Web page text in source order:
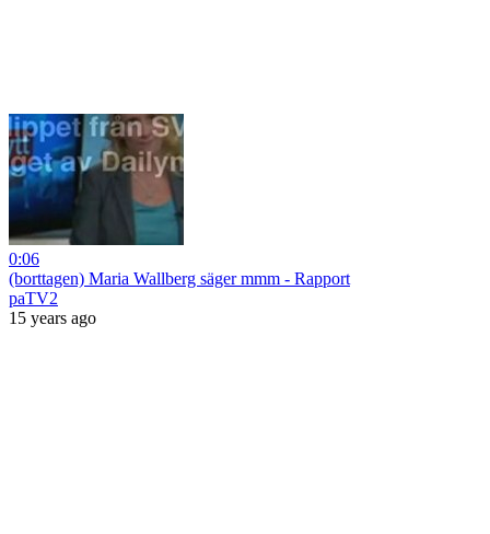
0:06
(borttagen) Maria Wallberg säger mmm - Rapport
paTV2
15 years ago